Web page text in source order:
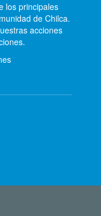
los principales
de Chilca.
acciones